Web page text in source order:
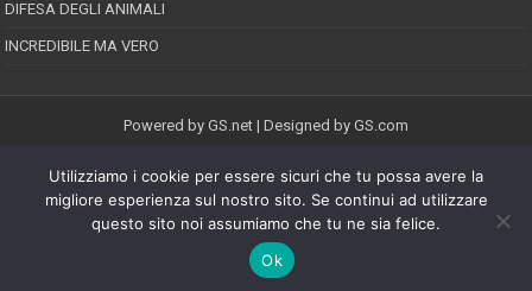
DIFESA DEGLI ANIMALI
INCREDIBILE MA VERO
Powered by GS.net | Designed by GS.com
EPINEION EDITRICE S.R.L.P.Iva 02008710689
Registrazione Tribunale di Pescara reg. speciale della stampa n.08/2012
Direttore responsabile: Maurizio Piccinino
Iscrizione al ROC n.22607
Riproduzione riservata © Copyright 2026, All Rights Reserved
Utilizziamo i cookie per essere sicuri che tu possa avere la
migliore esperienza sul nostro sito. Se continui ad utilizzare
questo sito noi assumiamo che tu ne sia felice.
Ok